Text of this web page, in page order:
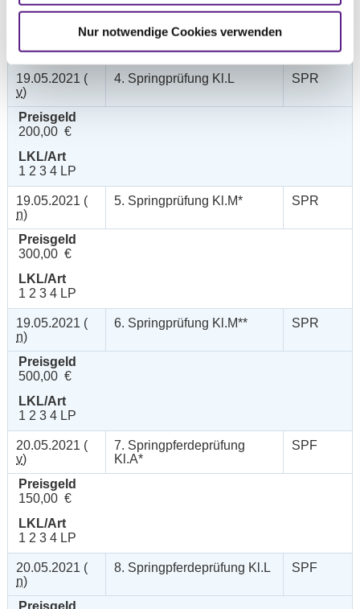
Nur notwendige Cookies verwenden
200,00 €
1 2 3 4 LP
19.05.2021 (
v)
4. Springprüfung Kl.L SPR
Preisgeld
200,00 €
LKL/Art
1 2 3 4 LP
19.05.2021 (
n)
5. Springprüfung Kl.M* SPR
Preisgeld
300,00 €
LKL/Art
1 2 3 4 LP
19.05.2021 (
n)
6. Springprüfung Kl.M** SPR
Preisgeld
500,00 €
LKL/Art
1 2 3 4 LP
20.05.2021 (
v)
7. Springpferdeprüfung
Kl.A*
SPF
Preisgeld
150,00 €
LKL/Art
1 2 3 4 LP
20.05.2021 (
n)
8. Springpferdeprüfung Kl.L SPF
Preisgeld